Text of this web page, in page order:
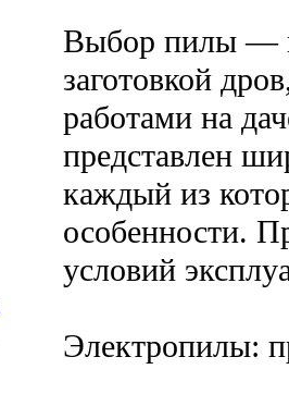
Выбор пилы —
заготовкой
работами на
представлен
каждый из
особенности.
условий
Электропилы: